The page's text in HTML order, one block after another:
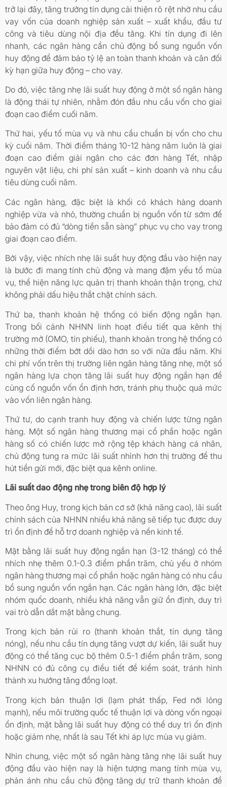
trở lại đây, tăng trưởng tín dụng cải thiện rõ rệt nhờ nhu cầu
vay vốn của doanh nghiệp sản xuất – xuất khẩu, đầu tư
công và tiêu dùng nội địa đều tăng. Khi tín dụng đi lên
nhanh, các ngân hàng cần chủ động bổ sung nguồn vốn
huy động để đảm bảo tỷ lệ an toàn thanh khoản và cân đối
kỳ hạn giữa huy động – cho vay.
Do đó, việc tăng nhẹ lãi suất huy động ở một số ngân hàng
là động thái tự nhiên, nhằm đón đầu nhu cầu vốn cho giai
đoạn cao điểm cuối năm.
Thứ hai, yếu tố mùa vụ và nhu cầu chuẩn bị vốn cho chu
kỳ cuối năm. Thời điểm tháng 10-12 hàng năm luôn là giai
đoạn cao điểm giải ngân cho các đơn hàng Tết, nhập
nguyên vật liệu, chi phí sản xuất – kinh doanh và nhu cầu
tiêu dùng cuối năm.
Các ngân hàng, đặc biệt là khối có khách hàng doanh
nghiệp vừa và nhỏ, thường chuẩn bị nguồn vốn từ sớm để
bảo đảm có đủ “dòng tiền sẵn sàng” phục vụ cho vay trong
giai đoạn cao điểm.
Bởi vậy, việc nhích nhẹ lãi suất huy động đầu vào hiện nay
là bước đi mang tính chủ động và mang đậm yếu tố mùa
vụ, thể hiện năng lực quản trị thanh khoản thận trọng, chứ
không phải dấu hiệu thắt chặt chính sách.
Thứ ba, thanh khoản hệ thống có biến động ngắn hạn.
Trong bối cảnh NHNN linh hoạt điều tiết qua kênh thị
trường mở (OMO, tín phiếu), thanh khoản trong hệ thống có
những thời điểm bớt dồi dào hơn so với nửa đầu năm. Khi
chi phí vốn trên thị trường liên ngân hàng tăng nhẹ, một số
ngân hàng lựa chọn tăng lãi suất huy động ngắn hạn để
củng cố nguồn vốn ổn định hơn, tránh phụ thuộc quá mức
vào vốn liên ngân hàng.
Thứ tư, do cạnh tranh huy động và chiến lược từng ngân
hàng. Một số ngân hàng thương mại cổ phần hoặc ngân
hàng số có chiến lược mở rộng tệp khách hàng cá nhân,
chủ động tung ra mức lãi suất nhỉnh hơn thị trường để thu
hút tiền gửi mới, đặc biệt qua kênh online.
Lãi suất dao động nhẹ trong biên độ hợp lý
Theo ông Huy, trong kịch bản cơ sở (khả năng cao), lãi suất
chính sách của NHNN nhiều khả năng sẽ tiếp tục được duy
trì ổn định để hỗ trợ doanh nghiệp và nền kinh tế.
Mặt bằng lãi suất huy động ngắn hạn (3-12 tháng) có thể
nhích nhẹ thêm 0.1-0.3 điểm phần trăm, chủ yếu ở nhóm
ngân hàng thương mại cổ phần hoặc ngân hàng có nhu cầu
bổ sung nguồn vốn ngắn hạn. Các ngân hàng lớn, đặc biệt
nhóm quốc doanh, nhiều khả năng vẫn giữ ổn định, duy trì
vai trò dẫn dắt mặt bằng chung.
Trong kịch bản rủi ro (thanh khoản thắt, tín dụng tăng
nóng), nếu nhu cầu tín dụng tăng vượt dự kiến, lãi suất huy
động có thể tăng cục bộ thêm 0.5-1 điểm phần trăm, song
NHNN có đủ công cụ điều tiết để kiểm soát, tránh hình
thành xu hướng tăng đồng loạt.
Trong kịch bản thuận lợi (lạm phát thấp, Fed nới lỏng
mạnh), nếu môi trường quốc tế thuận lợi và dòng vốn ngoại
ổn định, mặt bằng lãi suất huy động có thể duy trì ổn định
hoặc giảm nhẹ, nhất là sau Tết khi áp lực mùa vụ giảm.
Nhìn chung, việc một số ngân hàng tăng nhẹ lãi suất huy
động đầu vào hiện nay là hiện tượng mang tính mùa vụ,
phản ánh nhu cầu chủ động tăng dự trữ thanh khoản để